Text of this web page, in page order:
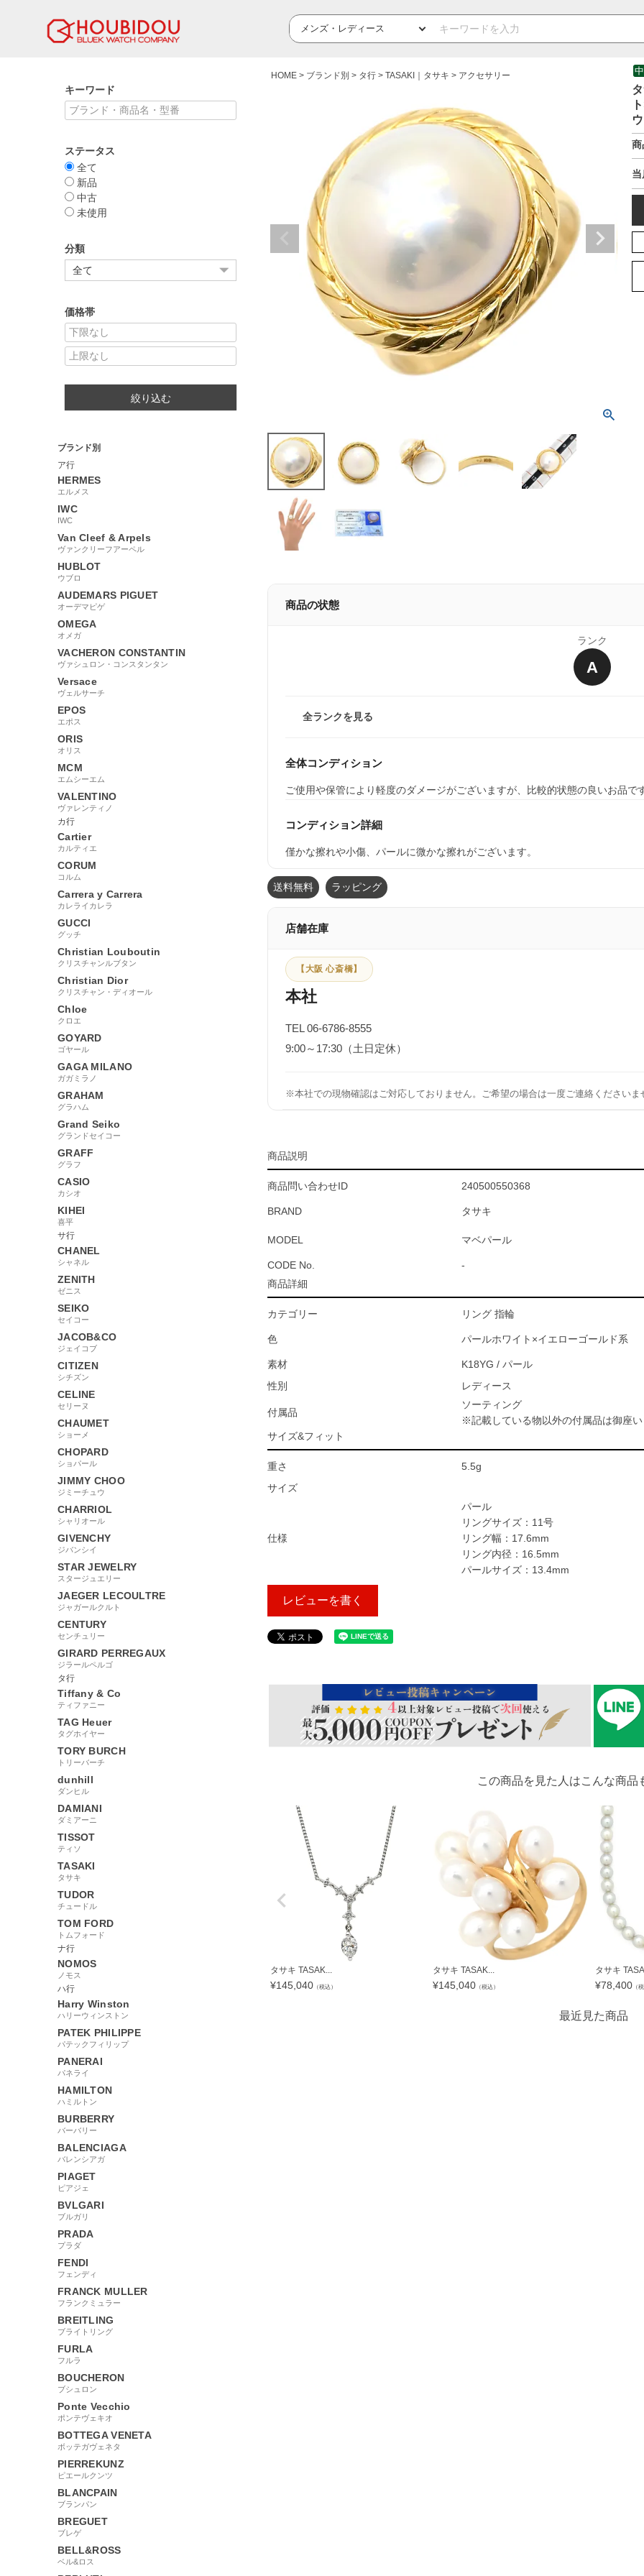
キーワード
ステータス
全て
新品
中古
未使用
分類
価格帯
絞り込む
ブランド別
ア行
HERMES
エルメス
IWC
IWC
Van Cleef & Arpels
ヴァンクリーフアーペル
HUBLOT
ウブロ
AUDEMARS PIGUET
オーデマピゲ
OMEGA
オメガ
VACHERON CONSTANTIN
ヴァシュロン・コンスタンタン
Versace
ヴェルサーチ
EPOS
エポス
ORIS
オリス
MCM
エムシーエム
VALENTINO
ヴァレンティノ
カ行
Cartier
カルティエ
CORUM
コルム
Carrera y Carrera
カレライカレラ
GUCCI
グッチ
Christian Louboutin
クリスチャンルブタン
Christian Dior
クリスチャン・ディオール
Chloe
クロエ
GOYARD
ゴヤール
GAGA MILANO
ガガミラノ
GRAHAM
グラハム
Grand Seiko
グランドセイコー
GRAFF
グラフ
CASIO
カシオ
KIHEI
喜平
サ行
CHANEL
シャネル
ZENITH
ゼニス
SEIKO
セイコー
JACOB&CO
ジェイコブ
CITIZEN
シチズン
CELINE
セリーヌ
CHAUMET
ショーメ
CHOPARD
ショパール
JIMMY CHOO
ジミーチュウ
CHARRIOL
シャリオール
GIVENCHY
ジバンシイ
STAR JEWELRY
スタージュエリー
JAEGER LECOULTRE
ジャガールクルト
CENTURY
センチュリー
GIRARD PERREGAUX
ジラールペルゴ
タ行
Tiffany & Co
ティファニー
TAG Heuer
タグホイヤー
TORY BURCH
トリーバーチ
dunhill
ダンヒル
DAMIANI
ダミアーニ
TISSOT
ティソ
TASAKI
タサキ
TUDOR
チュードル
TOM FORD
トムフォード
ナ行
NOMOS
ノモス
ハ行
Harry Winston
ハリーウィンストン
PATEK PHILIPPE
パテックフィリップ
PANERAI
パネライ
HAMILTON
ハミルトン
BURBERRY
バーバリー
BALENCIAGA
バレンシアガ
PIAGET
ピアジェ
BVLGARI
ブルガリ
PRADA
プラダ
FENDI
フェンディ
FRANCK MULLER
フランクミュラー
BREITLING
ブライトリング
FURLA
フルラ
BOUCHERON
ブシュロン
Ponte Vecchio
ポンテヴェキオ
BOTTEGA VENETA
ボッテガヴェネタ
PIERREKUNZ
ピエールクンツ
BLANCPAIN
ブランパン
BREGUET
ブレゲ
BELL&ROSS
ベル&ロス
HOME ブランド別 タ行 TASAKI｜タサキ アクセサリー
商
商品の状態
ランク
A
全ランクを見る
全体コンディション
ご使用や保管により軽度のダメージがございますが、比較的状態の良いお品
コンディション詳細
僅かな擦れや小傷、パールに微かな擦れがございます。
送料無料 ラッピング
店舗在庫
【大阪 心斎橋】
本社
TEL 06-6786-8555
9:00～17:30（土日定休）
※本社での現物確認はご対応しておりません。ご希望の場合は一度ご連絡くださいま
商品説明
商品問い合わせID 240500550368
BRAND タサキ
MODEL マベパール
CODE No.
-
商品詳細
カテゴリー リング 指輪
色 パールホワイト×イエローゴールド系
素材
K18YG / パール
性別
レディース
付属品
ソーティング
※記載している物以外の付属品は御座
サイズ&フィット
重さ
5.5g
サイズ
仕様
パール
リングサイズ：11号
リング幅：17.6mm
リング内径：16.5mm
パールサイズ：13.4mm
レビューを書く
この商品を見た人はこんな商品
タサキ TASAK...
¥145,040 （税込）
タサキ TASAK...
¥145,040 （税込）
タサキ
¥78,400 （
最近見た商品